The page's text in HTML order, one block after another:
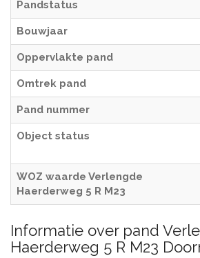
Pandstatus
Bouwjaar
Oppervlakte pand
Omtrek pand
Pand nummer
Object status
WOZ waarde Verlengde
Haerderweg 5 R M23
Informatie over pand
Haerderweg 5 R M23